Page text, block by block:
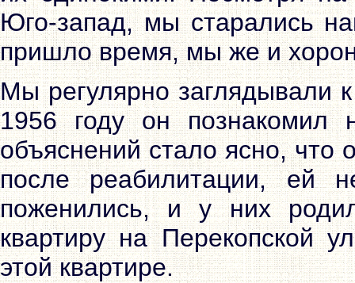
Юго-запад, мы старались
пришло время, мы же и
Мы регулярно заглядывали
1956 году он познакомил
объяснений стало ясно, что
после реабилитации, ей
поженились, и у них
квартиру на Перекопской
этой квартире.